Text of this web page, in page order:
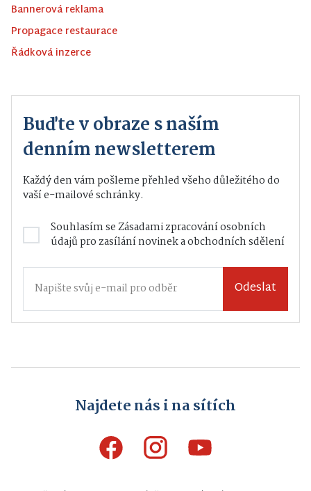
Bannerová reklama
Propagace restaurace
Řádková inzerce
Buďte v obraze s naším
denním newsletterem
Každý den vám pošleme přehled všeho důležitého do
vaší e-mailové schránky.
Souhlasím seZásadami zpracování osobních
údajůpro zasílání novinek a obchodních sdělení
Odeslat
Najdete nás i na sítích